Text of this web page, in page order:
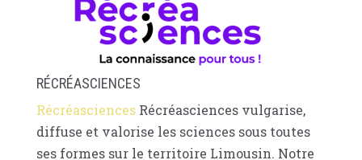
RÉCRÉASCIENCES
RécréasciencesRécréasciences vulgarise,
diffuse et valorise les sciences sous toutes
ses formes sur le territoire Limousin. Notre